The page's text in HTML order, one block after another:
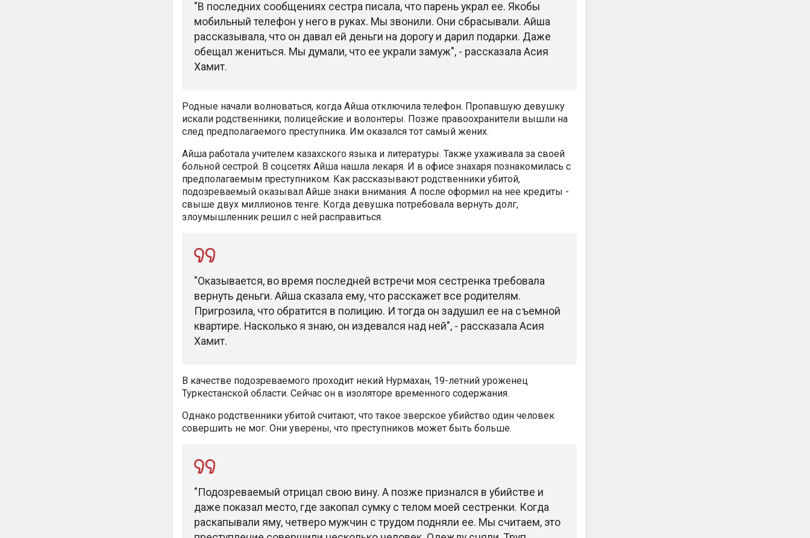
"В последних сообщениях сестра писала, что парень украл ее. Якобы
мобильный телефон у него в руках. Мы звонили. Они сбрасывали. Айша
рассказывала, что он давал ей деньги на дорогу и дарил подарки. Даже
обещал жениться. Мы думали, что ее украли замуж", - рассказала Асия
Хамит.
Родные начали волноваться, когда Айша отключила телефон. Пропавшую девушку
искали родственники, полицейские и волонтеры. Позже правоохранители вышли на
след предполагаемого преступника. Им оказался тот самый жених.
Айша работала учителем казахского языка и литературы. Также ухаживала за своей
больной сестрой. В соцсетях Айша нашла лекаря. И в офисе знахаря познакомилась с
предполагаемым преступником. Как рассказывают родственники убитой,
подозреваемый оказывал Айше знаки внимания. А после оформил на нее кредиты -
свыше двух миллионов тенге. Когда девушка потребовала вернуть долг,
злоумышленник решил с ней расправиться.
"Оказывается, во время последней встречи моя сестренка требовала
вернуть деньги. Айша сказала ему, что расскажет все родителям.
Пригрозила, что обратится в полицию. И тогда он задушил ее на съемной
квартире. Насколько я знаю, он издевался над ней", - рассказала Асия
Хамит.
В качестве подозреваемого проходит некий Нурмахан, 19-летний уроженец
Туркестанской области. Сейчас он в изоляторе временного содержания.
Однако родственники убитой считают, что такое зверское убийство один человек
совершить не мог. Они уверены, что преступников может быть больше.
"Подозреваемый отрицал свою вину. А позже признался в убийстве и
даже показал место, где закопал сумку с телом моей сестренки. Когда
раскапывали яму, четверо мужчин с трудом подняли ее. Мы считаем, это